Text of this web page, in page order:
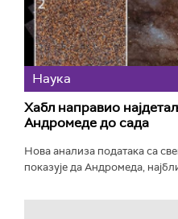
Наука
Хабл направио
Андромеде до сада
Нова анализа података са
показује да Андромеда,